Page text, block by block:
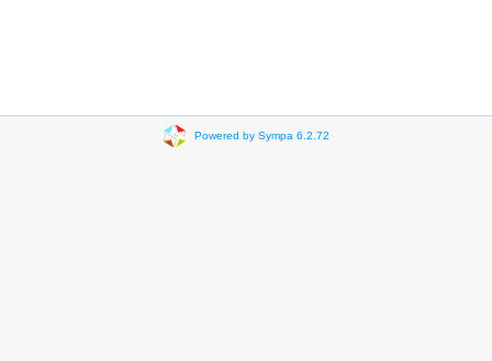
Powered by Sympa 6.2.72